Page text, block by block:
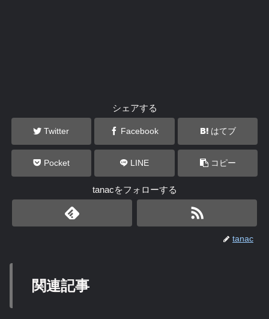
シェアする
Twitter Facebook はてブ
Pocket LINE コピー
tanacをフォローする
tanac
関連記事